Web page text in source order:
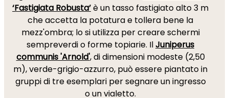
‘Fastigiata Robusta’è un tasso fastigiato alto 3 m
che accetta la potatura e tollera bene la
mezz'ombra; lo si utilizza per creare schermi
sempreverdi o forme topiarie. IlJuniperus
communis 'Arnold', di dimensioni modeste (2,50
m), verde-grigio-azzurro, può essere piantato in
gruppi di tre esemplari per segnare un ingresso
o un vialetto.